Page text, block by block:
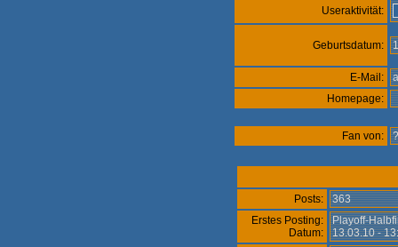
Useraktivität:
Geburtsdatum:
E-Mail:
Homepage:
Fan von:
Posts:
363
Erstes Posting:
Datum:
Playoff-
13.03.10 -